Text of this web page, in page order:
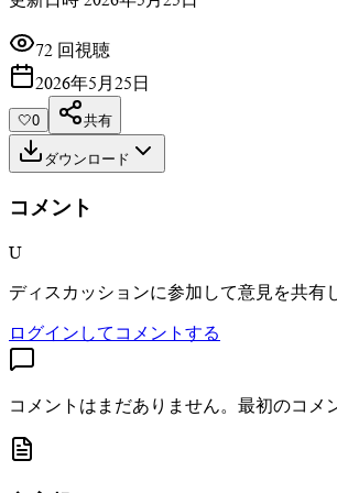
72 回視聴
2026年5月25日
🤍0 共有
ダウンロード
コメント
U
ディスカッションに参加して意見を共有
ログインしてコメントする
コメントはまだありません。最初のコメ